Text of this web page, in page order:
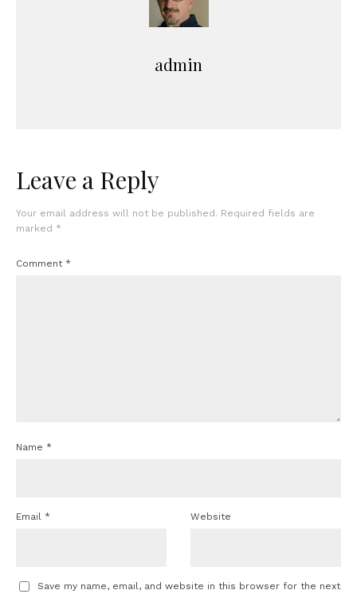
admin
Leave a Reply
Your email address will not be published. Required fields are
marked *
Comment *
Name *
Email * Website
Save my name, email, and website in this browser for the next